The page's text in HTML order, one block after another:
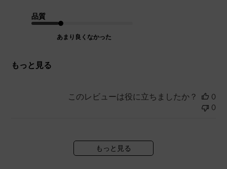
品質
あまり良くなかった
もっと見る
このレビューは役に立ちましたか？
0
0
もっと見る